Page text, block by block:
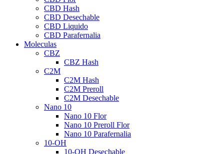
CBD Hash
CBD Desechable
CBD Liquido
CBD Parafernalia
Moleculas
CBZ
CBZ Hash
C2M
C2M Hash
C2M Preroll
C2M Desechable
Nano 10
Nano 10 Flor
Nano 10 Preroll Flor
Nano 10 Parafernalia
10-OH
10-OH Desechable